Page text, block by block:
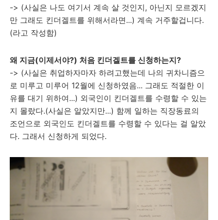
-> (사실은 나도 여기서 계속 살 것인지, 아닌지 모르겠지
만 그래도 킨더겔트를 위해서라면...) 계속 거주할겁니다.
(라고 작성함)
왜 지금(이제서야?) 처음 킨더겔트를 신청하는지?
-> (사실은 취업하자마자 하려고했는데 나의 귀차니즘으
로 미루고 미루어 12월에 신청하였음... 그래도 적절한 이
유를 대기 위하여...) 외국인이 킨더겔트를 수령할 수 있는
지 몰랐다.(사실은 알았지만...) 함께 일하는 직장동료의
조언으로 외국인도 킨더겔트를 수령할 수 있다는 걸 알았
다. 그래서 신청하게 되었다.